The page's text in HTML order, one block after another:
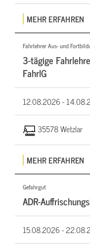
MEHR ERFAHREN
Fahrlehrer Aus- und
3-tägige
FahrlG
12.08.2026 -
35578 Wetzlar
MEHR ERFAHREN
Gefahrgut
ADR-
15.08.2026 -